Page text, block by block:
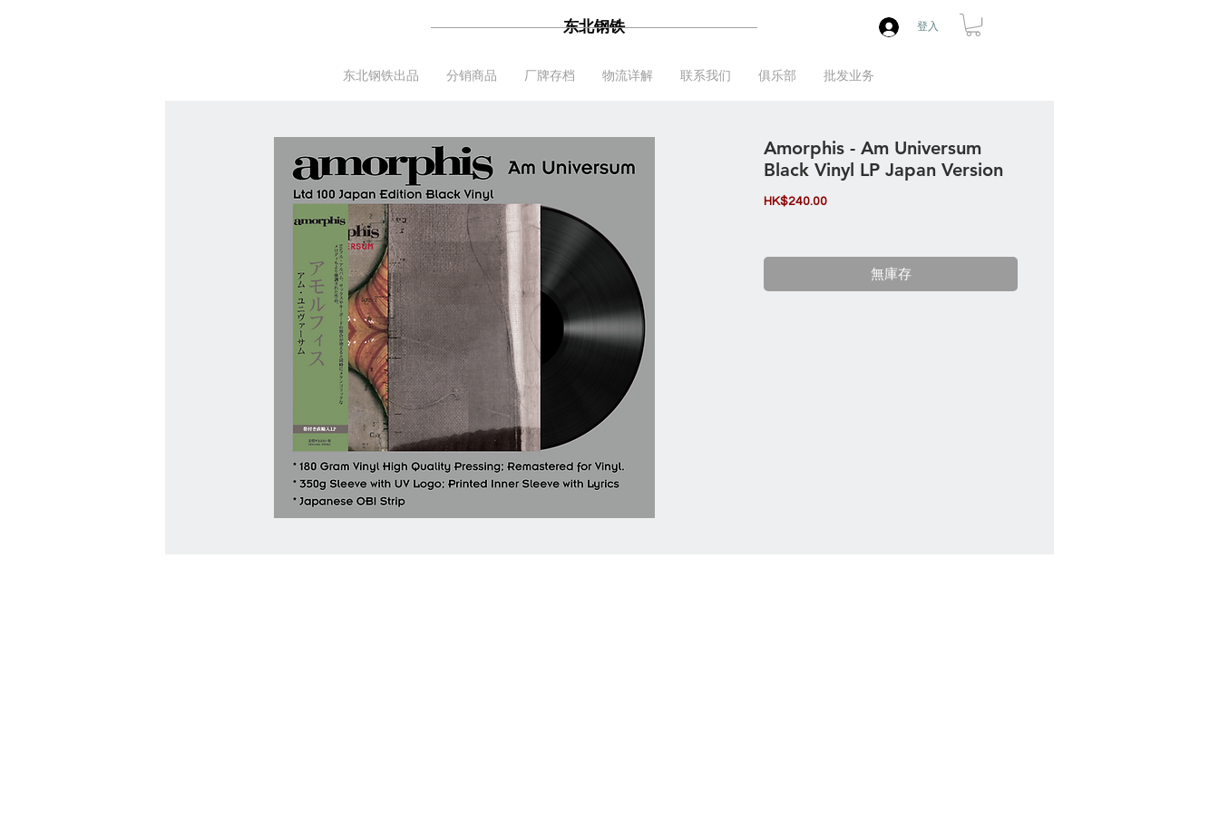
东北钢铁 登入
东北钢铁出品 分销商品 厂牌存档 物流详解 联系我们 俱乐部 批发业务
Amorphis - Am Universum
Black Vinyl LP Japan Version
HK$240.00價
無庫存